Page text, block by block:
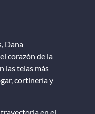
Dana
corazón de la
las telas más
cortinería y
en el